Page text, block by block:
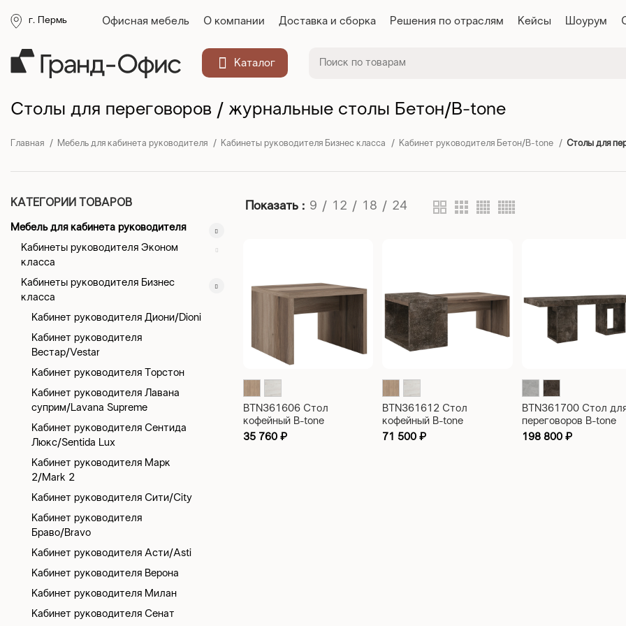
г. Пермь Офисная мебель О компании Доставка и сборка Решения по отраслям Кейсы Шоурум
Каталог
Столы для переговоров / журнальные столы Бетон/B-tone
Главная Мебель для кабинета руководителя Кабинеты руководителя Бизнес класса Кабинет руководителя Бетон/B-tone Столы для
КАТЕГОРИИ ТОВАРОВ
Мебель для кабинета руководителя
Кабинеты руководителя Эконом
класса
Кабинеты руководителя Бизнес
класса
Кабинет руководителя Диони/Dioni
Кабинет руководителя
Вестар/Vestar
Кабинет руководителя Торстон
Кабинет руководителя Лавана
суприм/Lavana Supreme
Кабинет руководителя Сентида
Люкс/Sentida Lux
Кабинет руководителя Марк
2/Mark 2
Кабинет руководителя Сити/City
Кабинет руководителя
Браво/Bravo
Кабинет руководителя Асти/Asti
Кабинет руководителя Верона
Кабинет руководителя Милан
Кабинет руководителя Сенат
Показать 9 12 18 24
BTN361606 Стол
кофейный B-tone
600x600x450
35 760 ₽
BTN361612 Стол
кофейный B-tone
1200x600x450
71 500₽
BTN361700 Стол
переговоров B-tone
2400x1000x780
198 800 ₽